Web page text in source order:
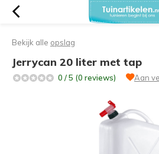
Bekijk alle opslag
Jerrycan 20 liter met tap
0 / 5 (0 reviews) Aan